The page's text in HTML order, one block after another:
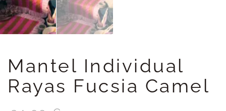
Mantel Individual
Rayas Fucsia Camel